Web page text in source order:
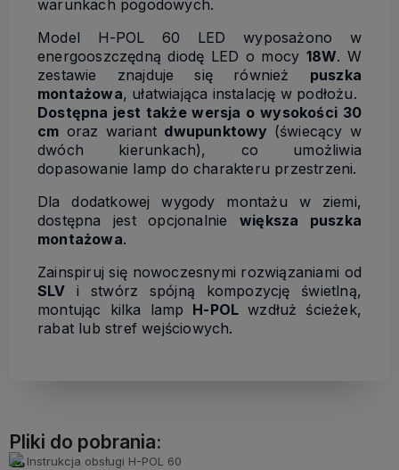
warunkach pogodowych.
Model H-POL 60 LED wyposażono w
energooszczędną diodę LED o mocy 18W. W
zestawie znajduje się również puszka
montażowa, ułatwiająca instalację w podłożu.
Dostępna jest także wersja o wysokości 30
cm oraz wariant dwupunktowy (świecący w
dwóch kierunkach), co umożliwia
dopasowanie lamp do charakteru przestrzeni.
Dla dodatkowej wygody montażu w ziemi,
dostępna jest opcjonalnie większa puszka
montażowa.
Zainspiruj się nowoczesnymi rozwiązaniami od
SLV i stwórz spójną kompozycję świetlną,
montując kilka lamp H-POL wzdłuż ścieżek,
rabat lub stref wejściowych.
Pliki do pobrania:
Instrukcja obsługi H-POL 60